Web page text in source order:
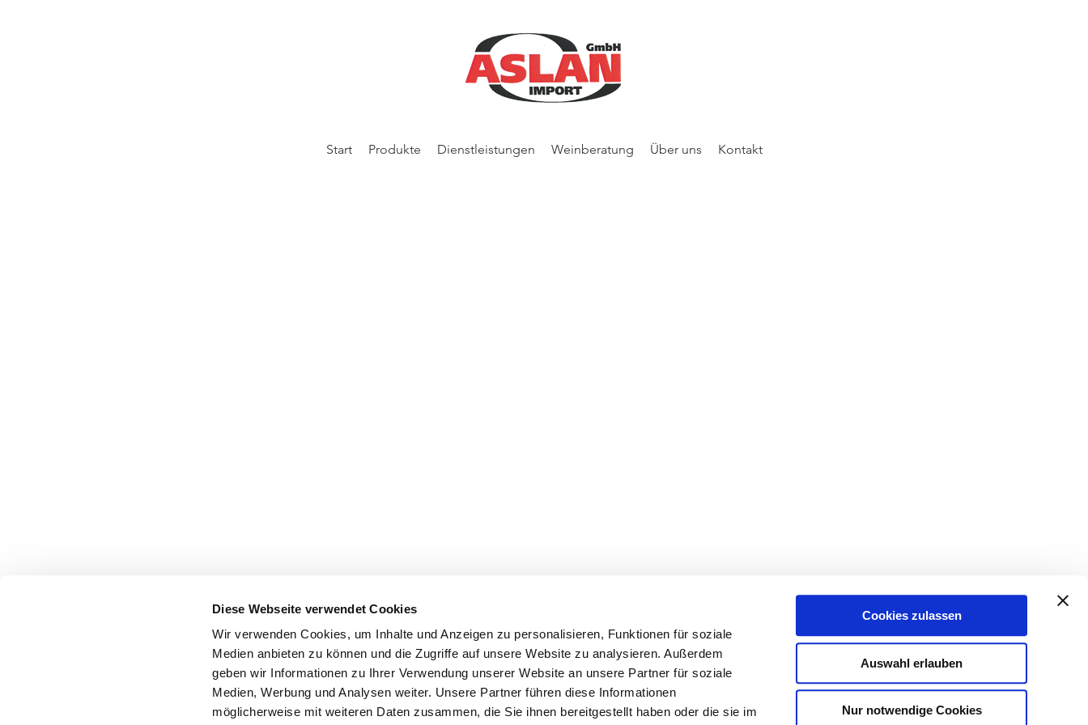
Diese Webseite verwendet Cookies
Wir verwenden Cookies, um Inhalte und Anzeigen zu personalisieren, Funktionen für soziale
Medien anbieten zu können und die Zugriffe auf unsere Website zu analysieren. Außerdem
geben wir Informationen zu Ihrer Verwendung unserer Website an unsere Partner für soziale
Medien, Werbung und Analysen weiter. Unsere Partner führen diese Informationen
möglicherweise mit weiteren Daten zusammen, die Sie ihnen bereitgestellt haben oder die sie im
Cookies zulassen
Auswahl erlauben
Nur notwendige Cookies
Start Produkte Dienstleistungen Weinberatung Über uns Kontakt
Datenschutzerklärung
Allgemeine Geschäftsbedingungen